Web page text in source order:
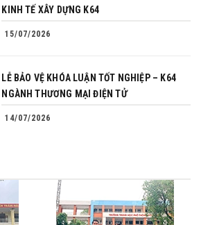
KINH TẾ XÂY DỰNG K64
15/07/2026
LỄ BẢO VỆ KHÓA LUẬN TỐT NGHIỆP – K64
NGÀNH THƯƠNG MẠI ĐIỆN TỬ
14/07/2026